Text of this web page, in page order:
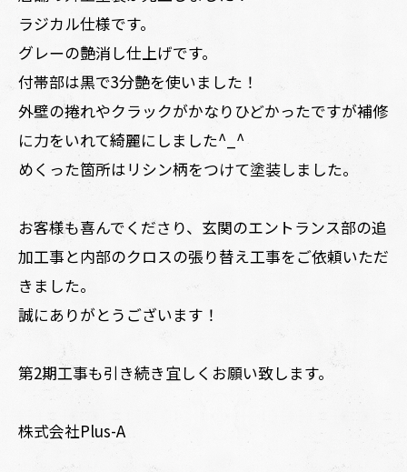
ラジカル仕様です。
グレーの艶消し仕上げです。
付帯部は黒で3分艶を使いました！
外壁の捲れやクラックがかなりひどかったですが補修
に力をいれて綺麗にしました^_^
めくった箇所はリシン柄をつけて塗装しました。
お客様も喜んでくださり、玄関のエントランス部の追
加工事と内部のクロスの張り替え工事をご依頼いただ
きました。
誠にありがとうございます！
第2期工事も引き続き宜しくお願い致します。
株式会社Plus-A